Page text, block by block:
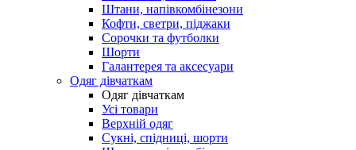
Штани, напівкомбінезони
Кофти, светри, піджаки
Сорочки та футболки
Шорти
Галантерея та аксесуари
Одяг дівчаткам
Одяг дівчаткам
Усі товари
Верхній одяг
Сукні, спідниці, шорти